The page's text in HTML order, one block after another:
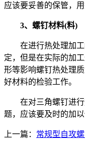
应该要妥善的保管，
3、螺钉材料(料)
在进行热处理加工
定，但是在实际的加
形等影响螺钉热处理
好材料的检验工作。
在对三角螺钉进行
题，应该要及时的加以
上一篇： 常规型自攻